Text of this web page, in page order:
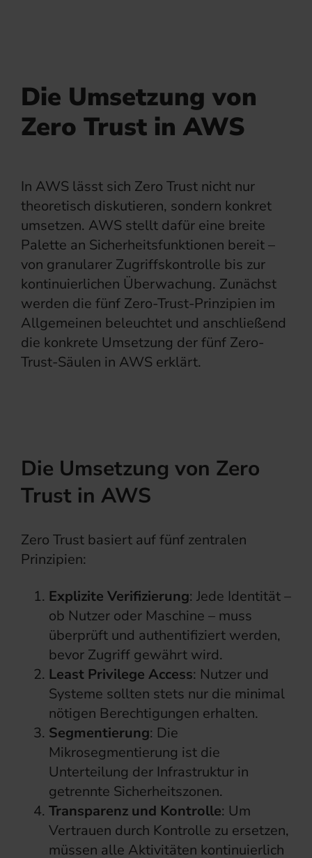
Die Umsetzung von
Zero Trust in AWS
In AWS lässt sich Zero Trust nicht nur
theoretisch diskutieren, sondern konkret
umsetzen. AWS stellt dafür eine breite
Palette an Sicherheitsfunktionen bereit –
von granularer Zugriffskontrolle bis zur
kontinuierlichen Überwachung. Zunächst
werden die fünf Zero-Trust-Prinzipien im
Allgemeinen beleuchtet und anschließend
die konkrete Umsetzung der fünf Zero-
Trust-Säulen in AWS erklärt.
Die Umsetzung von Zero
Trust in AWS
Zero Trust basiert auf fünf zentralen
Prinzipien:
Explizite Verifizierung: Jede Identität –
ob Nutzer oder Maschine – muss
überprüft und authentifiziert werden,
bevor Zugriff gewährt wird.
Least Privilege Access: Nutzer und
Systeme sollten stets nur die minimal
nötigen Berechtigungen erhalten.
Segmentierung: Die
Mikrosegmentierung ist die
Unterteilung der Infrastruktur in
getrennte Sicherheitszonen.
Transparenz und Kontrolle: Um
Vertrauen durch Kontrolle zu ersetzen,
müssen alle Aktivitäten kontinuierlich